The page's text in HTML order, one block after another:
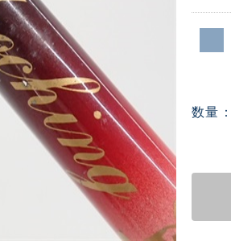
数量